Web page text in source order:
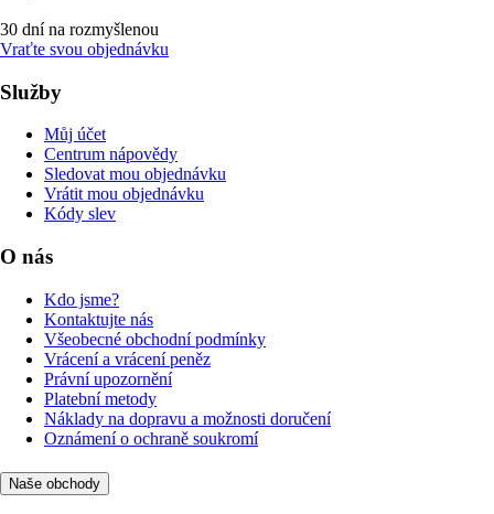
30 dní na rozmyšlenou
Vraťte svou objednávku
Služby
Můj účet
Centrum nápovědy
Sledovat mou objednávku
Vrátit mou objednávku
Kódy slev
O nás
Kdo jsme?
Kontaktujte nás
Všeobecné obchodní podmínky
Vrácení a vrácení peněz
Právní upozornění
Platební metody
Náklady na dopravu a možnosti doručení
Oznámení o ochraně soukromí
Naše obchody